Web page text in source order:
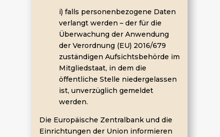
i) falls personenbezogene Daten
verlangt werden – der für die
Überwachung der Anwendung
der Verordnung (EU) 2016/679
zuständigen Aufsichtsbehörde im
Mitgliedstaat, in dem die
öffentliche Stelle niedergelassen
ist, unverzüglich gemeldet
werden.
Die Europäische Zentralbank und die
Einrichtungen der Union informieren